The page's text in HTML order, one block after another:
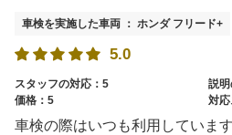
車検を実施した車両 ： ホンダ フリード+
5.0
スタッフの対応：5
説
価格：5
対
車検の際はいつも利用しています